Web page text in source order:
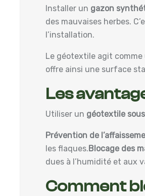
Installer un gazon
des mauvaises herbes.
l’installation.
Le géotextile agit
offre ainsi une surface
Les
Utiliser un géotextile
Prévention de
les flaques.Blocage des
dues à l’humidité et aux
Comment